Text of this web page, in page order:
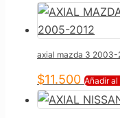
axial mazda 3
$11.500 Añadir